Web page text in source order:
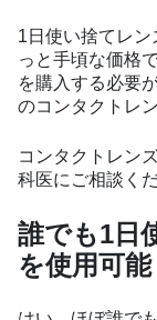
1日使い捨てレ
っと手頃な価格
を購入する必要
のコンタクトレ
コンタクトレン
科医にご相談くだ
誰でも1日
を使用可能